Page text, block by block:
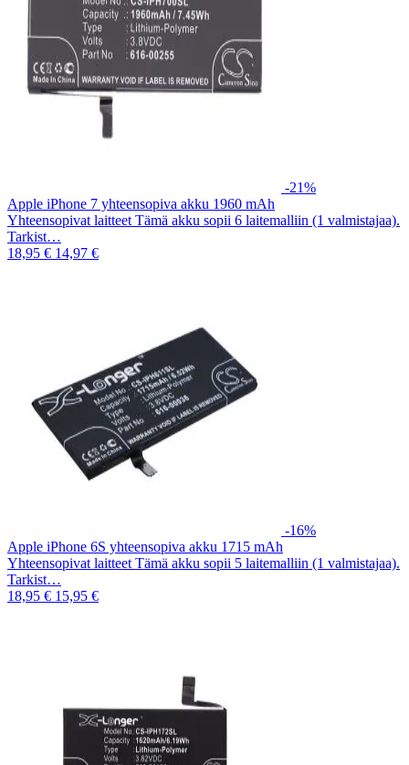
-21%
Apple iPhone 7 yhteensopiva akku 1960 mAh
Yhteensopivat laitteet Tämä akku sopii 6 laitemalliin (1 valmistajaa).
Tarkist…
18,95 € 14,97 €
-16%
Apple iPhone 6S yhteensopiva akku 1715 mAh
Yhteensopivat laitteet Tämä akku sopii 5 laitemalliin (1 valmistajaa).
Tarkist…
18,95 € 15,95 €